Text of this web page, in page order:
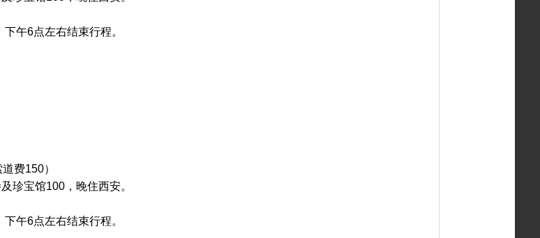
午6点左右结束行程。
费150）
珍宝馆100，晚住西安。
午6点左右结束行程。